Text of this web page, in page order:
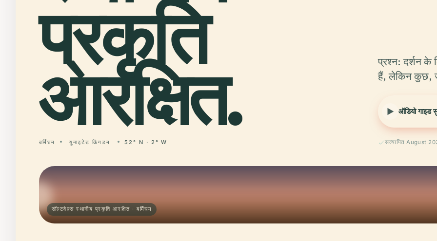
प्रकृति
आरक्षित.
बर्मिंघम यूनाइटेड किंगडम 52° N · 2° W
प्रश्न: दर्शन के
हैं, लेकिन कुछ,
ऑडियो गाइड
सत्यापित August
सॉल्टवेल्स स्थानीय प्रकृति आरक्षित · बर्मिंघम